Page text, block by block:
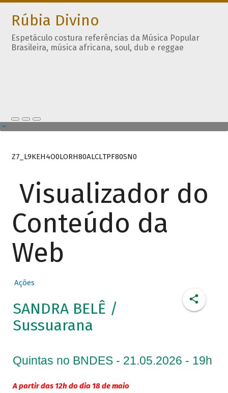
Rúbia Divino
Espetáculo costura referências da Música Popular
Brasileira, música africana, soul, dub e reggae
Z7_L9KEH4O0LORH80ALCLTPF80SN0
Visualizador do
Conteúdo da
Web
Ações
SANDRA BELÊ /
Sussuarana
Quintas no BNDES - 21.05.2026 - 19h
A partir das 12h do dia 18 de maio